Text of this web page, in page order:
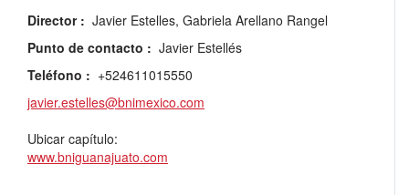
Director : Javier Estelles, Gabriela Arellano Rangel
Punto de contacto : Javier Estellés
Teléfono : +524611015550
javier.estelles@bnimexico.com
Ubicar capítulo:
www.bniguanajuato.com